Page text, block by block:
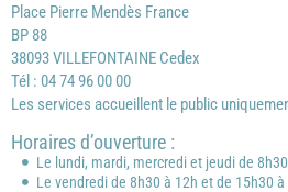
Place Pierre Mendès France
BP 88
38093 VILLEFONTAINE Cedex
Tél : 04 74 96 00 00
Les services accueillent le public
Horaires d’ouverture :
Le lundi, mardi, mercredi et jeudi de
Le vendredi de 8h30 à 12h et de 15h30 à